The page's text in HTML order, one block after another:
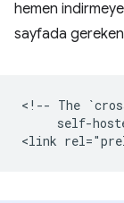
hemen
sayfada
<!-- The
self-